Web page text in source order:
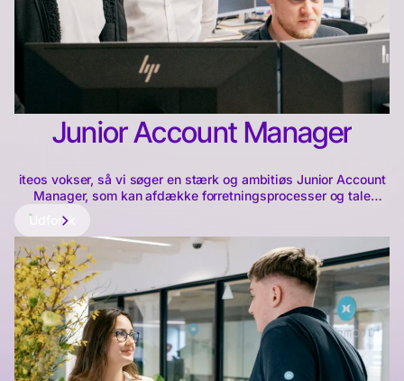
Junior Account Manager
iteos vokser, så vi søger en stærk og ambitiøs Junior Account
Manager, som kan afdække forretningsprocesser og tale
netværkssikkerhed, cybersikkerhed og infrastruktur. Fokus er
på nye emner indenfor SMB-markedet, Enterprise og
Uddannelsesinstitutioner. Vores strategiske fokus er på
infrastruktur, sikkerhed, compliance og drift.
Udforsk